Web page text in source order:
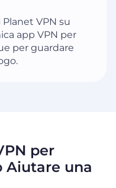
VPN su
app VPN per
per guardare
per
Aiutare una